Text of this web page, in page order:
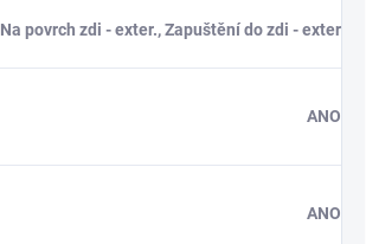
Na povrch zdi - exter., Zapuštění do zdi - exter
ANO
ANO